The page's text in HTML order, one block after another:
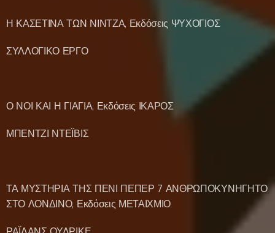
Η ΚΑΣΕΤΙΝΑ ΤΩΝ ΝΙΝΤΖΑ, Εκδόσεις ΨΥΧΟΓΙΟΣ
ΣΥΛΛΟΓΙΚΟ ΕΡΓΟ
Ο ΝΟΙ ΚΑΙ Η ΓΙΑΓΙΑ, Εκδόσεις ΙΚΑΡΟΣ
ΜΠΕΝΤΖΙ ΝΤΕΪΒΙΣ
ΤΑ ΜΥΣΤΗΡΙΑ ΤΗΣ ΠΕΝΙ ΠΕΠΕΡ 7 ΑΝΘΡΩΠΟΚΥΝΗΓΗΤΟ
ΣΤΟ ΛΟΝΔΙΝΟ, Εκδόσεις ΜΕΤΑΙΧΜΙΟ